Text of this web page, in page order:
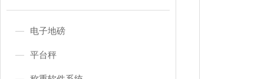
电子地磅
平台秤